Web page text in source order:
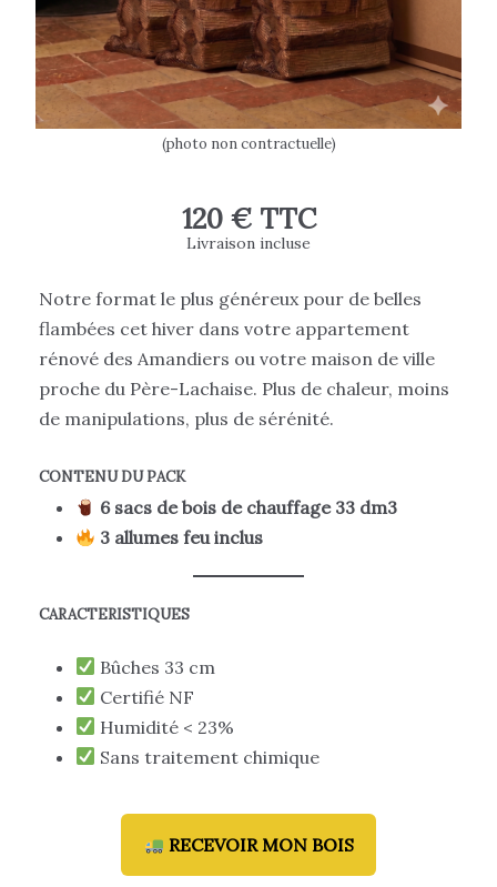
(photo non contractuelle)
120 € TTC
Livraison incluse
Notre format le plus généreux pour de belles
flambées cet hiver dans votre appartement
rénové des Amandiers ou votre maison de ville
proche du Père-Lachaise. Plus de chaleur, moins
de manipulations, plus de sérénité.
CONTENU DU PACK
6 sacs de bois de chauffage 33 dm3
3 allumes feu inclus
CARACTERISTIQUES
Bûches 33 cm
Certifié NF
Humidité < 23%
Sans traitement chimique
RECEVOIR MON BOIS